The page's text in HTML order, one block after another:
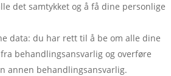
det samtykket og å få dine personlige
data: du har rett til å be om alle dine
behandlingsansvarlig og overføre
annen behandlingsansvarlig.